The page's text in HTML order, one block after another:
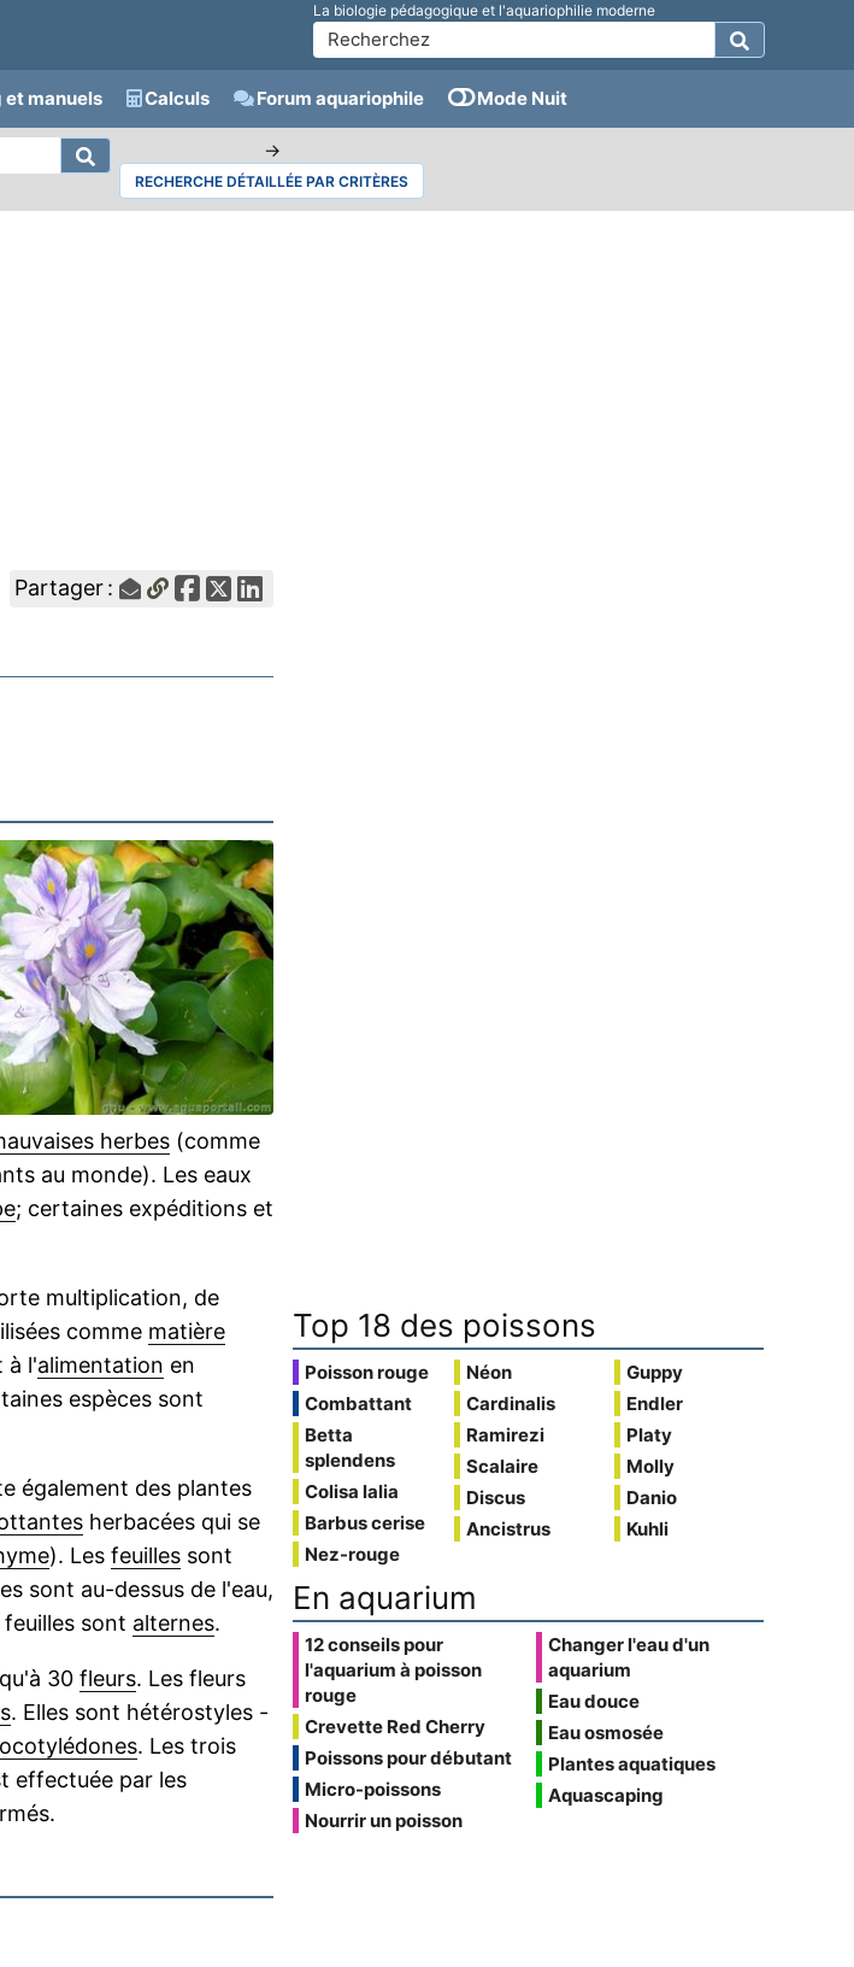
La biologie pédagogique et l'aquariophilie moderne
et manuels Calculs Forum aquariophile Mode Nuit
→
RECHERCHE DÉTAILLÉE PAR CRITÈRES
Partager :
herbes (comme
au monde). Les eaux
; certaines expéditions et
multiplication, de
comme matière
à l'alimentation en
espèces sont
également des plantes
herbacées qui se
). Les feuilles sont
sont au-dessus de l'eau,
feuilles sont alternes.
30 fleurs. Les fleurs
. Elles sont hétérostyles -
. Les trois
effectuée par les
Top 18 des poissons
Poisson rouge
Combattant
Betta
splendens
Colisa lalia
Barbus cerise
Nez-rouge
Néon
Cardinalis
Ramirezi
Scalaire
Discus
Ancistrus
Guppy
Endler
Platy
Molly
Danio
Kuhli
En aquarium
12 conseils pour
l'aquarium à poisson
rouge
Crevette Red Cherry
Poissons pour débutant
Micro-poissons
Nourrir un poisson
Changer l'eau d'un
aquarium
Eau douce
Eau osmosée
Plantes aquatiques
Aquascaping